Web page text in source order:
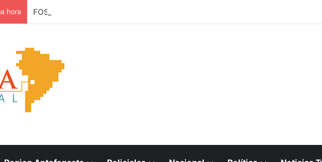
hora FOSIS garantiza suministro de agua durante cortes de energía a más de 900